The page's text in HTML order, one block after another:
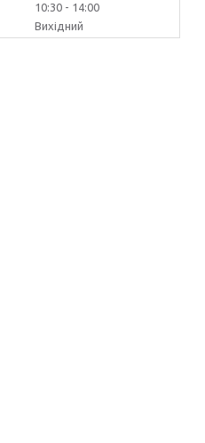
10:30
14:00
Вихідний